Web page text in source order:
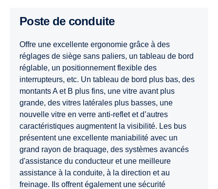
Poste de conduite
Offre une excellente ergonomie grâce à des
réglages de siège sans paliers, un tableau de bord
réglable, un positionnement flexible des
interrupteurs, etc. Un tableau de bord plus bas, des
montants A et B plus fins, une vitre avant plus
grande, des vitres latérales plus basses, une
nouvelle vitre en verre anti-reflet et d’autres
caractéristiques augmentent la visibilité. Les bus
présentent une excellente maniabilité avec un
grand rayon de braquage, des systèmes avancés
d'assistance du conducteur et une meilleure
assistance à la conduite, à la direction et au
freinage. Ils offrent également une sécurité